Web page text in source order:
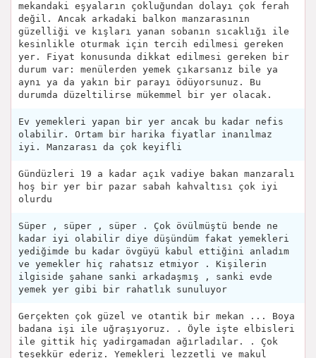
mekandaki eşyaların çokluğundan dolayı çok ferah
değil. Ancak arkadaki balkon manzarasının
güzelliği ve kışları yanan sobanın sıcaklığı ile
kesinlikle oturmak için tercih edilmesi gereken
yer. Fiyat konusunda dikkat edilmesi gereken bir
durum var: menülerden yemek çıkarsanız bile ya
aynı ya da yakın bir parayı ödüyorsunuz. Bu
durumda düzeltilirse mükemmel bir yer olacak.
Ev yemekleri yapan bir yer ancak bu kadar nefis
olabilir. Ortam bir harika fiyatlar inanılmaz
iyi. Manzarası da çok keyifli
Gündüzleri 19 a kadar açık vadiye bakan manzaralı
hoş bir yer bir pazar sabah kahvaltısı çok iyi
olurdu
Süper , süper , süper . Çok övülmüştü bende ne
kadar iyi olabilir diye düşündüm fakat yemekleri
yediğimde bu kadar övgüyü kabul ettiğini anladım
ve yemekler hiç rahatsız etmiyor . Kişilerin
ilgiside şahane sanki arkadaşmış , sanki evde
yemek yer gibi bir rahatlık sunuluyor
Gerçekten çok güzel ve otantik bir mekan ... Boya
badana işi ile uğraşıyoruz. . Öyle işte elbisleri
ile gittik hiç yadirgamadan ağırladılar. . Çok
teşekkür ederiz. Yemekleri lezzetli ve makul